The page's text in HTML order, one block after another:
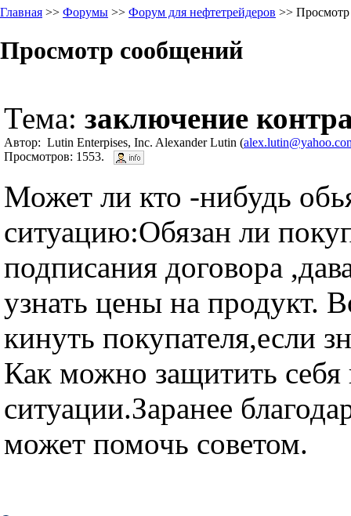
Главная >> Форумы >> Форум для нефтетрейдеров >>
Просмотр сообщений
Тема: заключение
Автор: Lutin Enterpises, Inc. Alexander Lutin (
Просмотров: 1553.
Может ли кто -нибудь
ситуацию:Обязан ли
подписания договора
узнать цены на продукт.
кинуть покупателя,если
Как можно защитить себя
ситуации.Заранее
может помочь советом.